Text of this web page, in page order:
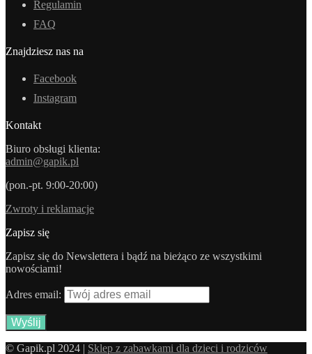
Regulamin
FAQ
Znajdziesz nas na
Facebook
Instagram
Kontakt
Biuro obsługi klienta:
admin@gapik.pl
(pon.-pt. 9:00-20:00)
Zwroty i reklamacje
Zapisz się
Zapisz się do Newslettera i bądź na bieżąco ze wszystkimi
nowościami!
Adres email:
© Gapik.pl 2024 | Sklep z zabawkami dla dzieci i rodziców